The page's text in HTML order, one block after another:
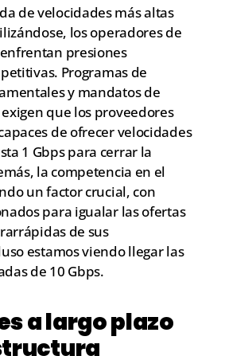
de velocidades más altas
los operadores de
presiones
Programas de
y mandatos de
que los proveedores
de ofrecer velocidades
1 Gbps para cerrar la
la competencia en el
un factor crucial, con
para igualar las ofertas
de sus
estamos viendo llegar las
de 10 Gbps.
a largo plazo